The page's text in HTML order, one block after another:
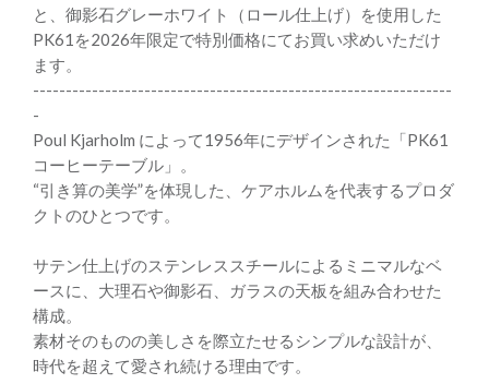
と、御影石グレーホワイト（ロール仕上げ）を使用した
PK61を2026年限定で特別価格にてお買い求めいただけ
ます。
----------------------------------------------------------------
-
Poul Kjarholm によって1956年にデザインされた「PK61
コーヒーテーブル」。
“引き算の美学”を体現した、ケアホルムを代表するプロダ
クトのひとつです。
サテン仕上げのステンレススチールによるミニマルなベ
ースに、大理石や御影石、ガラスの天板を組み合わせた
構成。
素材そのものの美しさを際立たせるシンプルな設計が、
時代を超えて愛され続ける理由です。